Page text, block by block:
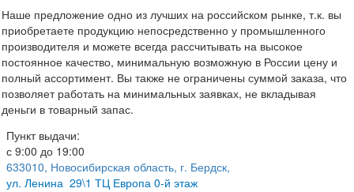
Наше предложение одно из лучших на российском рынке, т.к. вы
приобретаете продукцию непосредственно у промышленного
производителя и можете всегда рассчитывать на высокое
постоянное качество, минимальную возможную в России цену и
полный ассортимент. Вы также не ограничены суммой заказа, что
позволяет работать на минимальных заявках, не вкладывая
деньги в товарный запас.
Пункт выдачи:
с 9:00 до 19:00
633010, Новосибирская область, г. Бердск,
ул. Ленина 29\1 ТЦ Европа 0-й этаж